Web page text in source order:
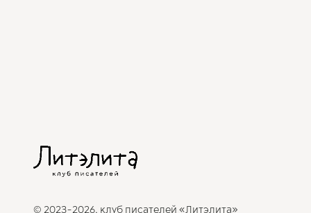
© 2023-2026, клуб писателей «Литэлита»